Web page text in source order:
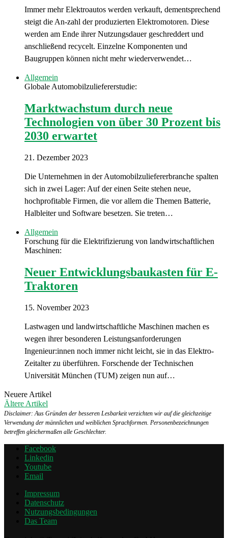
Immer mehr Elektroautos werden verkauft, dementsprechend
steigt die An-zahl der produzierten Elektromotoren. Diese
werden am Ende ihrer Nutzungsdauer geschreddert und
anschließend recycelt. Einzelne Komponenten und
Baugruppen können nicht mehr wiederverwendet…
Allgemein
Globale Automobilzuliefererstudie:
Marktwachstum durch neue
Technologien von über 30 Prozent bis
2030 erwartet
21. Dezember 2023
Die Unternehmen in der Automobilzuliefererbranche spalten
sich in zwei Lager: Auf der einen Seite stehen neue,
hochprofitable Firmen, die vor allem die Themen Batterie,
Halbleiter und Software besetzen. Sie treten…
Allgemein
Forschung für die Elektrifizierung von landwirtschaftlichen
Maschinen:
Neuer Entwicklungsbaukasten für E-
Traktoren
15. November 2023
Lastwagen und landwirtschaftliche Maschinen machen es
wegen ihrer besonderen Leistungsanforderungen
Ingenieur:innen noch immer nicht leicht, sie in das Elektro-
Zeitalter zu überführen. Forschende der Technischen
Universität München (TUM) zeigen nun auf…
Neuere Artikel
Ältere Artikel
Disclaimer: Aus Gründen der besseren Lesbarkeit verzichten wir auf die gleichzeitige
Verwendung der männlichen und weiblichen Sprachformen. Personenbezeichnungen
betreffen gleichermaßen alle Geschlechter.
Facebook
Linkedin
Youtube
Email
Impressum
Datenschutz
Nutzungsbedingungen
Das Team